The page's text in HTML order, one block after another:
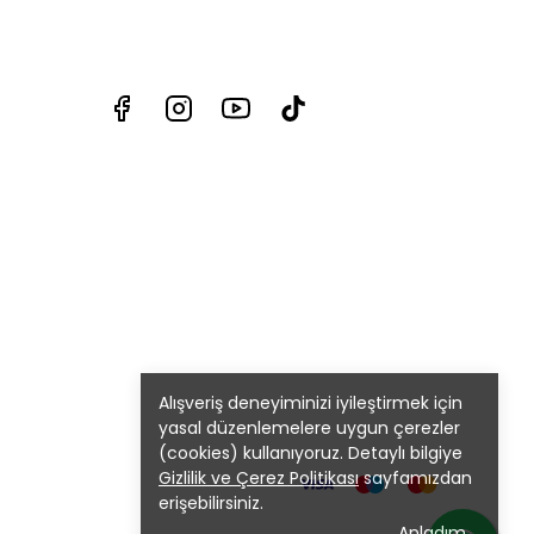
Alışveriş deneyiminizi iyileştirmek için
yasal düzenlemelere uygun çerezler
(cookies) kullanıyoruz. Detaylı bilgiye
Gizlilik ve Çerez Politikasısayfamızdan
erişebilirsiniz.